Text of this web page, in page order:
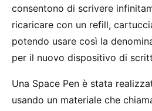
consentono di scrivere
ricaricare con un refill,
potendo usare così la
per il nuovo dispositivo di
Una Space Pen è stata
usando un materiale che